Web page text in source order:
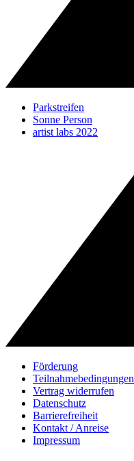
Parkstreifen
Sonne Person
artist labs 2022
Förderung
Teilnahmebedingungen
Vertrag widerrufen
Datenschutz
Barrierefreiheit
Kontakt / Anreise
Impressum